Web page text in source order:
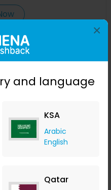
and language
KSA
Arabic
English
Qatar
×
الحجري مع